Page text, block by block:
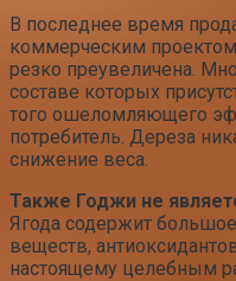
В последнее время
коммерческим
резко преувеличена.
составе которых
того ошеломляющего
потребитель. Дереза
снижение веса.
Также Годжи не
Ягода содержит
веществ,
настоящему целебным